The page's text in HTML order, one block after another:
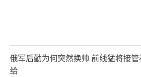
俄军后勤为何突然换帅 前线猛将接
给